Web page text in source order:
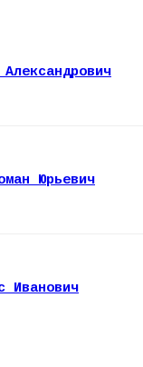
Юрьевич
Иванович